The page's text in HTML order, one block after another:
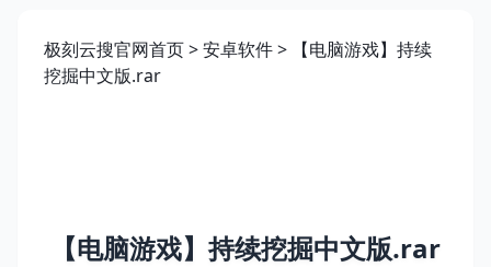
极刻云搜官网首页>安卓软件> 【电脑游戏】持续
挖掘中文版.rar
【电脑游戏】持续挖掘中文版.rar